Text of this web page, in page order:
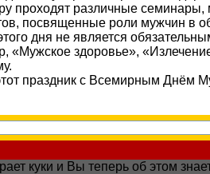
проходят различные
посвященные роли мужчин в
дня не является
«Мужское здоровье»,
этот праздник с Всемирным
куки и Вы теперь об этом